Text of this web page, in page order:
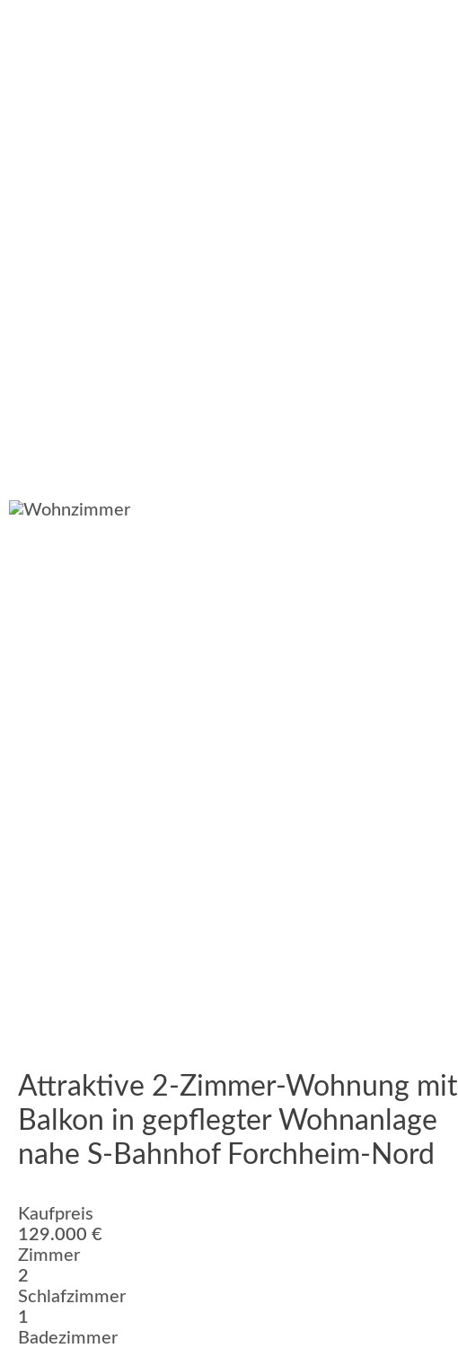
Attraktive 2-Zimmer-Wohnung mit
Balkon in gepflegter Wohnanlage
nahe S-Bahnhof Forchheim-Nord
Kaufpreis
129.000 €
Zimmer
2
Schlafzimmer
1
Badezimmer